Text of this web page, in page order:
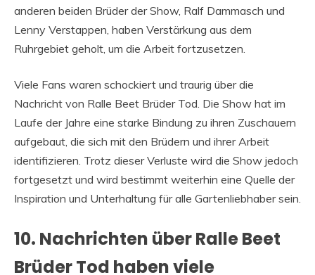
anderen beiden Brüder der Show, Ralf Dammasch und
Lenny Verstappen, haben Verstärkung aus dem
Ruhrgebiet geholt, um die Arbeit fortzusetzen.
Viele Fans waren schockiert und traurig über die
Nachricht von Ralle Beet Brüder Tod. Die Show hat im
Laufe der Jahre eine starke Bindung zu ihren Zuschauern
aufgebaut, die sich mit den Brüdern und ihrer Arbeit
identifizieren. Trotz dieser Verluste wird die Show jedoch
fortgesetzt und wird bestimmt weiterhin eine Quelle der
Inspiration und Unterhaltung für alle Gartenliebhaber sein.
10. Nachrichten über Ralle Beet
Brüder Tod haben viele